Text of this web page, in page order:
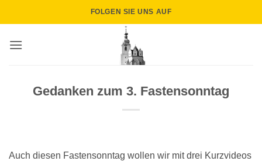
FOLGEN SIE UNS AUF
Gedanken zum 3. Fastensonntag
Auch diesen Fastensonntag wollen wir mit drei Kurzvideos